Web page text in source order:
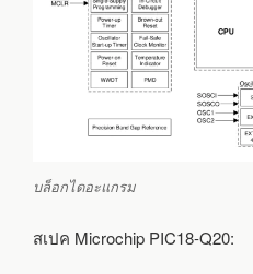
บล็อกไดอะแกรม
สเปค Microchip PIC18-Q20: